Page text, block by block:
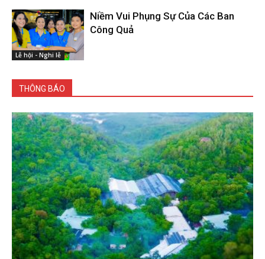
Lễ hội - Nghi lễ
Niềm Vui Phụng Sự Của Các Ban
Công Quả
THÔNG BÁO